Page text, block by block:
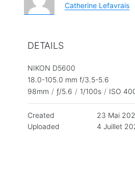
Catherine Lefavrais
DETAILS
NIKON D5600
18.0-105.0 mm f/3.5-5.6
98mm / ƒ/5.6 / 1/100s / ISO
Created
23 Mai
Uploaded
4 Juillet